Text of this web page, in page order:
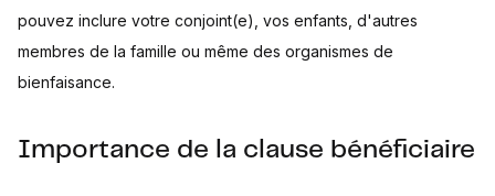
pouvez inclure votre conjoint(e), vos enfants, d'autres
membres de la famille ou même des organismes de
bienfaisance.
Importance de la clause bénéficiaire